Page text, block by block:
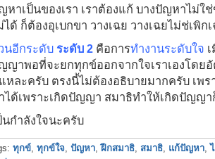
หาเป็นของเรา เราต้องแก้ บางปัญหาไม่ใ
ได้ ก็ต้องอุเบกขา วางเฉย วางเฉยไม่ช่เพิก
นอีกระดับ ระดับ 2 คือการทำงานระดับใจ
ญาพอที่จะยกทุกข์ออกจากใจเราเองโดย
หละครับ ตรงนี้ไม่ต้องอธิบายมากครับ เพร
ได้เพราะเกิดปัญญา สมาธิทำให้เกิดปัญญา
นกำลังใจนะครับ
ทุกข์, ทุกข์ใจ, ปัญหา,ฝีกสมาธิ, สมาธิ, แก้ปัญหา,